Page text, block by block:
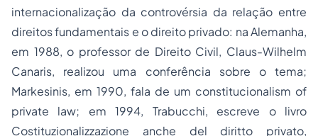
internacionalização da controvérsia da relação entre
direitos fundamentais e o direito privado: na Alemanha,
em 1988, o professor de Direito Civil, Claus-Wilhelm
Canaris, realizou uma conferência sobre o tema;
Markesinis, em 1990, fala de um constitucionalism of
private law; em 1994, Trabucchi, escreve o livro
Costituzionalizzazione anche del diritto privato,